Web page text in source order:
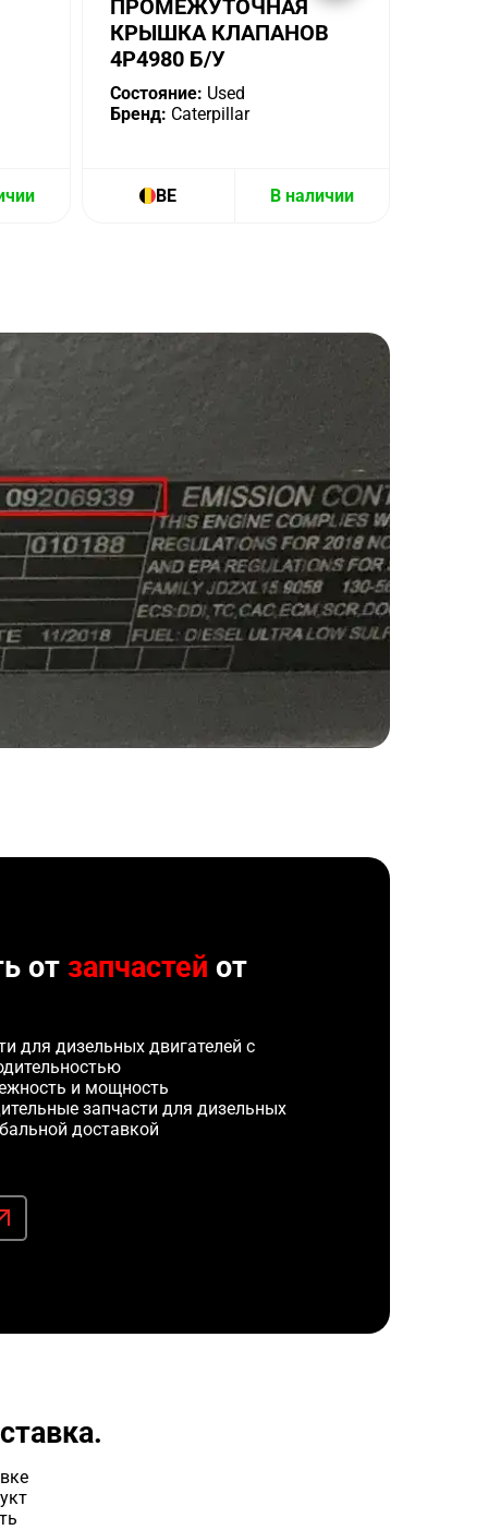
ПРОМЕЖУТОЧНАЯ
КРЫШКА КЛАПАНОВ
4P4980 Б/У
Состояние: Used
Бренд: Caterpillar
BE В наличии
от запчастей от
для дизельных двигателей с
и мощность
запчасти для дизельных
доставкой